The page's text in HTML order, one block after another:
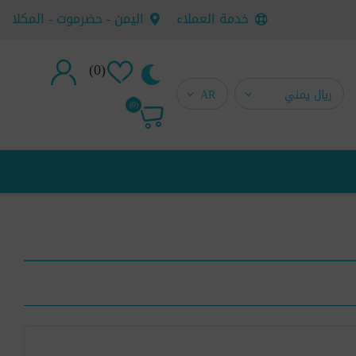
خدمة العملاء اليمن - حضرموت - المكلا
(0)
تسجيل جديد(0)